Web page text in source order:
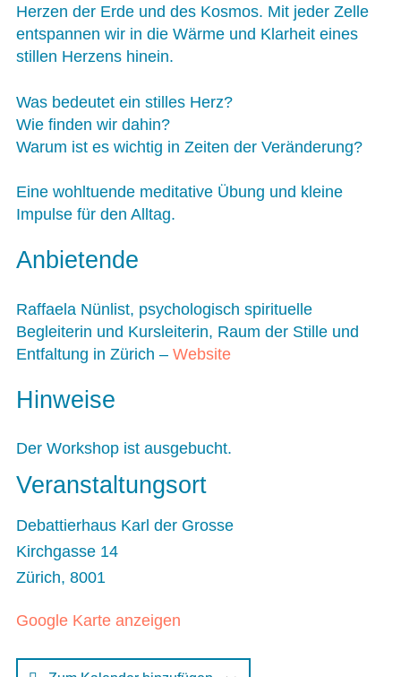
Herzen der Erde und des Kosmos. Mit jeder Zelle
entspannen wir in die Wärme und Klarheit eines
stillen Herzens hinein.
Was bedeutet ein stilles Herz?
Wie finden wir dahin?
Warum ist es wichtig in Zeiten der Veränderung?
Eine wohltuende meditative Übung und kleine
Impulse für den Alltag.
Anbietende
Raffaela Nünlist, psychologisch spirituelle
Begleiterin und Kursleiterin, Raum der Stille und
Entfaltung in Zürich – Website
Hinweise
Der Workshop ist ausgebucht.
Veranstaltungsort
Debattierhaus Karl der Grosse
Kirchgasse 14
Zürich, 8001
Google Karte anzeigen